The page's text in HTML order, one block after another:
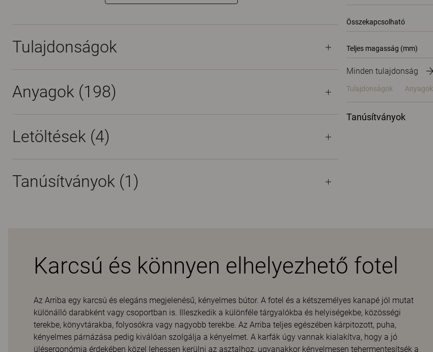
Összekapcsolható
Teljes magasság (mm)
Minden tulajdonság
Tulajdonságok Anyagok
Tanúsítványok
Tulajdonságok
Anyagok (198)
Letöltések (4)
Tanúsítványok (1)
Karcsú és könnyen elhelyezhető fotel
Az Arriba egy karcsú és elegáns megjelenésű, kényelmes bútor. A fotel és a kétszemélyes kanapé jól mutat
különálló darabként vagy csoportban is. Illeszkedik a különféle tárgyalókba és helyiségekbe, közösségi
terekbe, könyvtárakba, folyosókra vagy nagyobb terekbe. Az Arriba teljes egészében kárpitozott, puha,
kényelmes párnázása pedig kiválóan szolgálja a kényelmet. A karfák úgy vannak kialakítva, hogy a jó
ülésergonómia érdekében közel lehessen kerülni az asztalhoz, ugyanakkor kényelmesen tehermentesítsék a